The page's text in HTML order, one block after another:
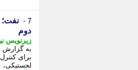
7 -
دوم
زیرنویس
به گزارش
برای